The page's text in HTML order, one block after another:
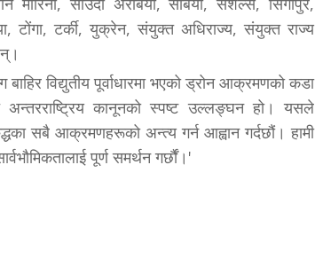
टोंगा, टर्की, युक्रेन, संयुक्त अधिराज्य, संयुक्त राज्य
विद्युतीय पूर्वाधारमा भएको ड्रोन आक्रमणको कडा
अन्तरराष्ट्रिय कानूनको स्पष्ट उल्लङ्घन हो। यसले
सबै आक्रमणहरूको अन्त्य गर्न आह्वान गर्दछौं। हामी
पूर्ण समर्थन गर्छौं।'